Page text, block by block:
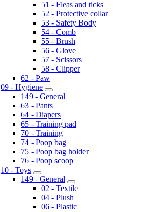
51 - Fleas and ticks
52 - Protective collar
53 - Safety Body
54 - Comb
55 - Brush
56 - Glove
57 - Scissors
58 - Clipper
62 - Paw
09 - Hygiene
149 - General
63 - Pants
64 - Diapers
65 - Training pad
70 - Training
74 - Poop bag
75 - Poop bag holder
76 - Poop scoop
10 - Toys
149 - General
02 - Textile
04 - Plush
06 - Plastic